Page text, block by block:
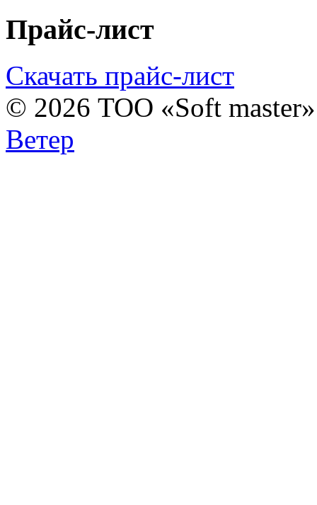
Прайс-лист
Скачать прайс-лист
© 2026 ТОО «Soft
Ветер